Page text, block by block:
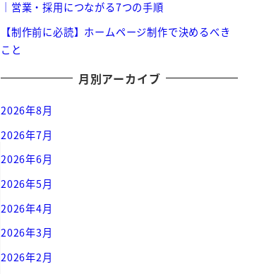
｜営業・採用につながる7つの手順
【制作前に必読】ホームページ制作で決めるべき
こと
月別アーカイブ
2026年8月
2026年7月
2026年6月
2026年5月
2026年4月
2026年3月
2026年2月